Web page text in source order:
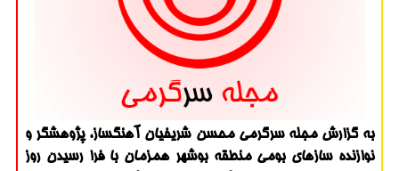
به گزارش مجله سرگرمی محسن شریفیان آهنگساز، پژوهشگر و
نوازنده سازهای بومی منطقه بوشهر همزمان با فرا رسیدن روز